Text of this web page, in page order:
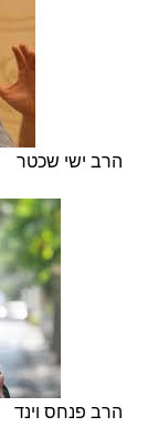
הרב ישי שכטר
הרב פנחס וינד